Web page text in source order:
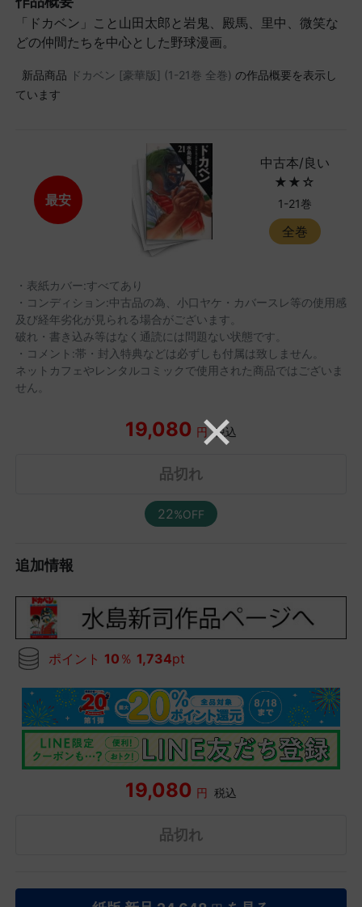
「ドカベン」こと山田太郎と岩鬼、殿馬、里中、微笑な
どの仲間たちを中心とした野球漫画。
新品商品 ドカベン [豪華版] (1-21巻 全巻) の作品概要を表示し
ています
最安
中古本/良い
★★☆
1-21巻
全巻
・表紙カバー:すべてあり
・コンディション:中古品の為、小口ヤケ・カバースレ等の使用感
及び経年劣化が見られる場合がございます。
破れ・書き込み等はなく通読には問題ない状態です。
・コメント:帯・封入特典などは必ずしも付属は致しません。
ネットカフェやレンタルコミックで使用された商品ではございま
せん。
19,080 円 税込
品切れ
22%OFF
追加情報
ポイント 10 ％ 1,734pt
19,080 円 税込
品切れ